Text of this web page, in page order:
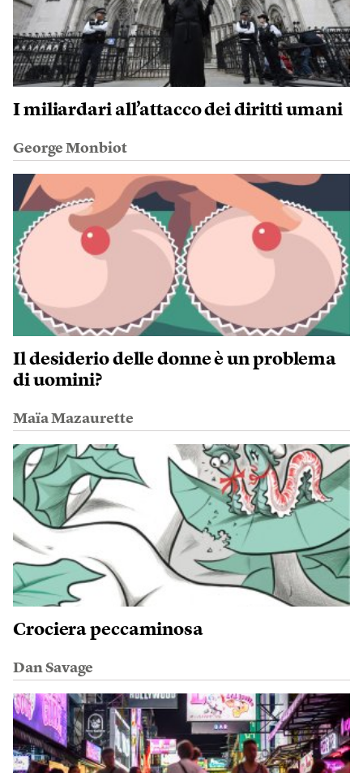
I miliardari all’attacco dei diritti umani
George Monbiot
Il desiderio delle donne è un problema
di uomini?
Maïa Mazaurette
Crociera peccaminosa
Dan Savage